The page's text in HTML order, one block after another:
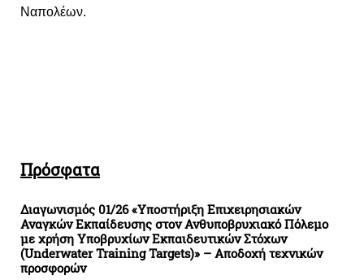
Ναπολέων.
Πρόσφατα
Διαγωνισμός 01/26 «Υποστήριξη Επιχειρησιακών
Αναγκών Εκπαίδευσης στον Ανθυποβρυχιακό Πόλεμο
με χρήση Υποβρυχίων Εκπαιδευτικών Στόχων
(Underwater Training Targets)» – Αποδοχή τεχνικών
προσφορών